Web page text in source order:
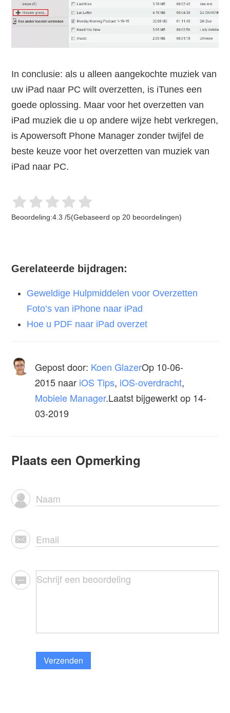
In conclusie: als u alleen aangekochte muziek van
uw iPad naar PC wilt overzetten, is iTunes een
goede oplossing. Maar voor het overzetten van
iPad muziek die u op andere wijze hebt verkregen,
is Apowersoft Phone Manager zonder twijfel de
beste keuze voor het overzetten van muziek van
iPad naar PC.
Beoordeling:4.3 /5(Gebaseerd op20 beoordelingen)
Gerelateerde bijdragen:
Geweldige Hulpmiddelen voor Overzetten
Foto’s van iPhone naar iPad
Hoe u PDF naar iPad overzet
Gepost door: Koen GlazerOp 10-06-
2015 naar iOS Tips, iOS-overdracht,
Mobiele Manager.Laatst bijgewerkt op 14-
03-2019
Plaats een Opmerking
Verzenden